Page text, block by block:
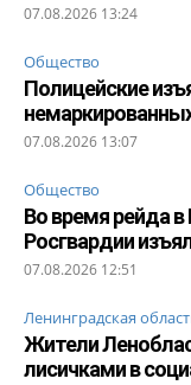
07.08.2026 13:24
Общество
Полицейские
07.08.2026 13:07
Общество
Во время рейда в
Росгвардии
07.08.2026 12:51
Ленинградская
Жители
лисичками в